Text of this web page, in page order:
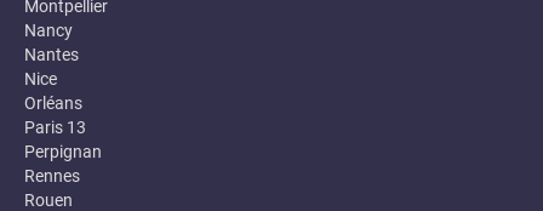
Montpellier
Nancy
Nantes
Nice
Orléans
Paris 13
Perpignan
Rennes
Rouen